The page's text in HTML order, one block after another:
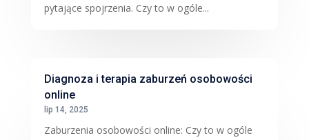
pytające spojrzenia. Czy to w ogóle...
Diagnoza i terapia zaburzeń osobowości
online
lip 14, 2025
Zaburzenia osobowości online: Czy to w ogóle